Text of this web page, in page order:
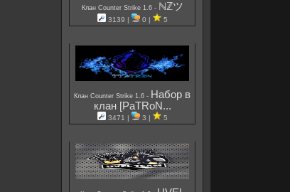
Клан Counter Strike 1.6 - ℕℤツ
3139 | 0 | 5
Клан Counter Strike 1.6 - Набор в
клан [PaTRoN...
3471 | 3 | 5